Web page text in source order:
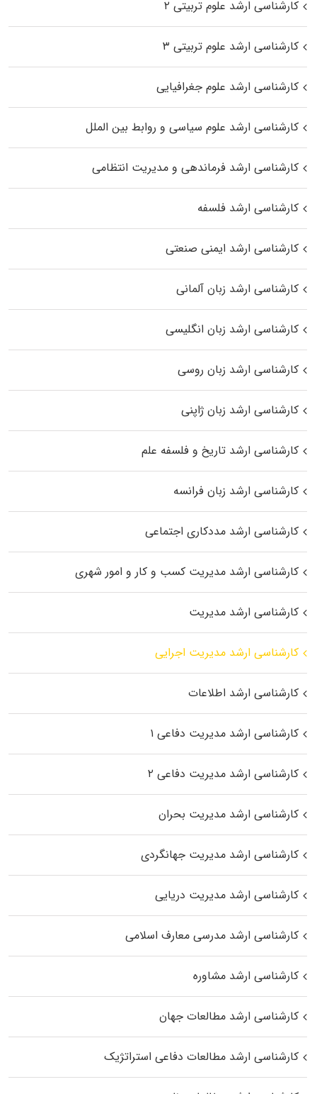
کارشناسی ارشد علوم تربیتی ۲
کارشناسی ارشد علوم تربیتی ۳
کارشناسی ارشد علوم جغرافیایی
کارشناسی ارشد علوم سیاسی و روابط بین الملل
کارشناسی ارشد فرماندهی و مدیریت انتظامی
کارشناسی ارشد فلسفه
کارشناسی ارشد ایمنی صنعتی
کارشناسی ارشد زبان آلمانی
کارشناسی ارشد زبان انگلیسی
کارشناسی ارشد زبان روسی
کارشناسی ارشد زبان ژاپنی
کارشناسی ارشد تاریخ و فلسفه علم
کارشناسی ارشد زبان فرانسه
کارشناسی ارشد مددکاری اجتماعی
کارشناسی ارشد مدیریت کسب و کار و امور شهری
کارشناسی ارشد مدیریت
کارشناسی ارشد مدیریت اجرایی
کارشناسی ارشد اطلاعات
کارشناسی ارشد مدیریت دفاعی ۱
کارشناسی ارشد مدیریت دفاعی ۲
کارشناسی ارشد مدیریت بحران
کارشناسی ارشد مدیریت جهانگردی
کارشناسی ارشد مدیریت دریایی
کارشناسی ارشد مدرسی معارف اسلامی
کارشناسی ارشد مشاوره
کارشناسی ارشد مطالعات جهان
کارشناسی ارشد مطالعات دفاعی استراتژیک